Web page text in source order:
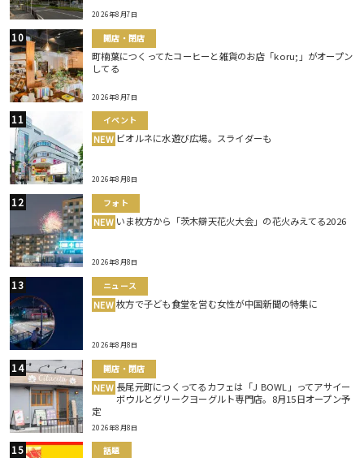
2026年8月7日
開店・閉店
町楠葉につくってたコーヒーと雑貨のお店「koru;」がオープン
してる
2026年8月7日
イベント
NEW ビオルネに水遊び広場。スライダーも
2026年8月8日
フォト
NEW いま枚方から「茨木辯天花火大会」の花火みえてる2026
2026年8月8日
ニュース
NEW 枚方で子ども食堂を営む女性が中国新聞の特集に
2026年8月8日
開店・閉店
NEW 長尾元町につくってるカフェは「J BOWL」ってアサイー
ボウルとグリークヨーグルト専門店。8月15日オープン予
定
2026年8月8日
話題